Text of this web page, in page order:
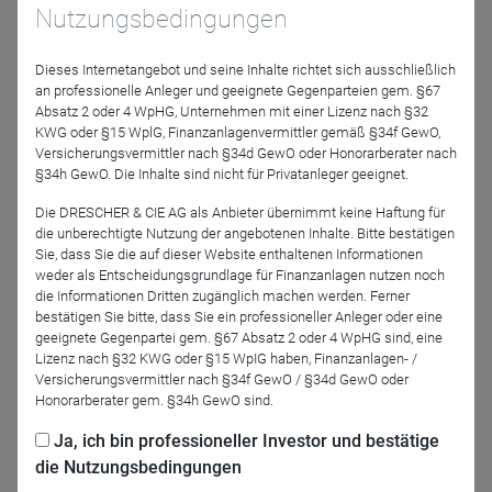
Sie können sich den Mitschnitt auch im Nachhinein
anhören und Ihre CPD-Credits erhalten! Melden Sie sich
einfach an und wir senden Ihnen den Mitschnitt zu.
Bei Teilnahme am FirstFridayCall erhalten Sie 1 CPD-
Credit!
Wenn Sie sich zum Call angemeldet haben, erhalten Sie im
Nachgang per Mail den Link zum Zertifikat und zum
Mitschnitt des Calls. Zur Generierung Ihrer CPD-Credits
benötigen Sie den während der Präsentation genannten 4-
stelligen Code.
Nutzungsbedingungen
Dieses Internetangebot und seine Inhalte richtet sich ausschließlich
an professionelle Anleger und geeignete Gegenparteien gem. §67
Absatz 2 oder 4 WpHG, Unternehmen mit einer Lizenz nach §32
KWG oder §15 WplG, Finanzanlagenvermittler gemäß §34f GewO,
Versicherungsvermittler nach §34d GewO oder Honorarberater nach
§34h GewO. Die Inhalte sind nicht für Privatanleger geeignet.
Die DRESCHER & CIE AG als Anbieter übernimmt keine Haftung für
die unberechtigte Nutzung der angebotenen Inhalte. Bitte bestätigen
Sie, dass Sie die auf dieser Website enthaltenen Informationen
weder als Entscheidungsgrundlage für Finanzanlagen nutzen noch
die Informationen Dritten zugänglich machen werden. Ferner
bestätigen Sie bitte, dass Sie ein professioneller Anleger oder eine
geeignete Gegenpartei gem. §67 Absatz 2 oder 4 WpHG sind, eine
Lizenz nach §32 KWG oder §15 WpIG haben, Finanzanlagen- /
Versicherungsvermittler nach §34f GewO / §34d GewO oder
Honorarberater gem. §34h GewO sind.
Ja, ich bin professioneller Investor und bestätige
die Nutzungsbedingungen